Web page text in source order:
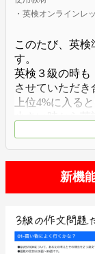
・英検オンラインレ
このたび、英検
す。
英検３級の時も
させていただ
上位4%に入る
たため、日本
レッスン」で感
ったりの教材
ン」の模範解答
た。2級もパル
いと思います。
新機